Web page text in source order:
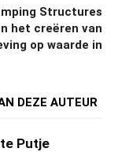
Structures
het creëren van
op waarde in
DEZE AUTEUR
Putje